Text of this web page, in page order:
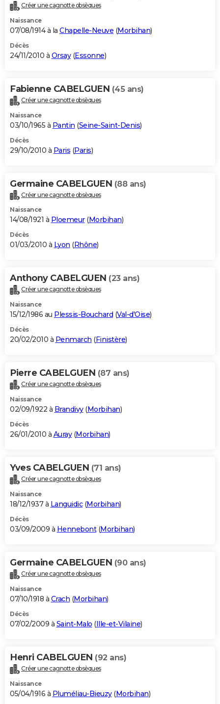
Créer une cagnotte obsèques
Naissance
07/08/1914 à la Chapelle-Neuve (Morbihan)
Décès
24/11/2010 à Orsay(Essonne)
Fabienne CABELGUEN (45 ans)
Créer une cagnotte obsèques
Naissance
03/10/1965 à Pantin (Seine-Saint-Denis)
Décès
29/10/2010 à Paris (Paris)
Germaine CABELGUEN (88 ans)
Créer une cagnotte obsèques
Naissance
14/08/1921 à Ploemeur(Morbihan)
Décès
01/03/2010 à Lyon (Rhône)
Anthony CABELGUEN (23 ans)
Créer une cagnotte obsèques
Naissance
15/12/1986 au Plessis-Bouchard (Val-d'Oise)
Décès
20/02/2010 à Penmarch (Finistère)
Pierre CABELGUEN (87 ans)
Créer une cagnotte obsèques
Naissance
02/09/1922 à Brandivy(Morbihan)
Décès
26/01/2010 à Auray(Morbihan)
Yves CABELGUEN (71 ans)
Créer une cagnotte obsèques
Naissance
18/12/1937 à Languidic(Morbihan)
Décès
03/09/2009 à Hennebont(Morbihan)
Germaine CABELGUEN (90 ans)
Créer une cagnotte obsèques
Naissance
07/10/1918 à Crach (Morbihan)
Décès
07/02/2009 à Saint-Malo (Ille-et-Vilaine)
Henri CABELGUEN (92 ans)
Créer une cagnotte obsèques
Naissance
05/04/1916 à Pluméliau-Bieuzy(Morbihan)